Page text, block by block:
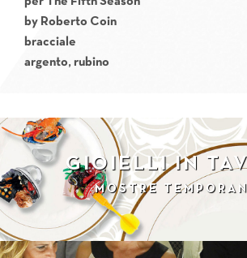
by Roberto Coin
bracciale
argento, rubino
GIOIELLI IN
MOSTRE